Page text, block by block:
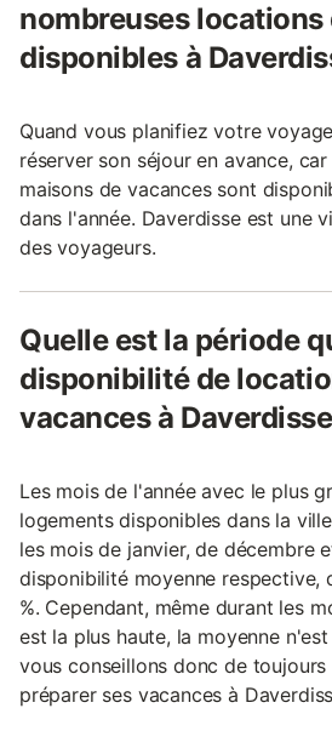
nombreuses locations
disponibles à
Quand vous planifiez votre
réserver son séjour en avance, car
maisons de vacances sont
dans l'année. Daverdisse est une
des voyageurs.
Quelle est la période
disponibilité de
vacances à
Les mois de l'année avec le plus
logements disponibles dans la
les mois de janvier, de décembre
disponibilité moyenne respective,
%. Cependant, même durant les
est la plus haute, la moyenne
vous conseillons donc de
préparer ses vacances à